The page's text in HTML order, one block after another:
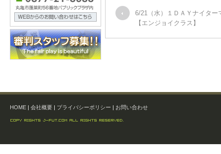
6/21（水）１ＤＡＹナイタ
【エンジョイクラス】
HOME | 会社概要 | プライバシーポリシー | お問い合わせ